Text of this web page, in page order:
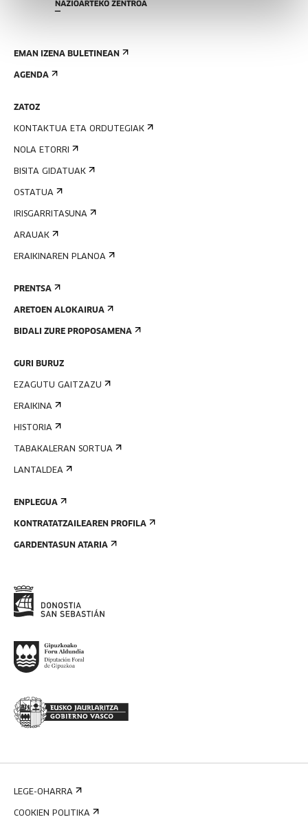
EMAN IZENA BULETINEAN
AGENDA
ZATOZ
KONTAKTUA ETA ORDUTEGIAK
NOLA ETORRI
BISITA GIDATUAK
OSTATUA
IRISGARRITASUNA
ARAUAK
ERAIKINAREN PLANOA
PRENTSA
ARETOEN ALOKAIRUA
BIDALI ZURE PROPOSAMENA
GURI BURUZ
EZAGUTU GAITZAZU
ERAIKINA
HISTORIA
TABAKALERAN SORTUA
LANTALDEA
ENPLEGUA
KONTRATATZAILEAREN PROFILA
GARDENTASUN ATARIA
LEGE-OHARRA
COOKIEN POLITIKA